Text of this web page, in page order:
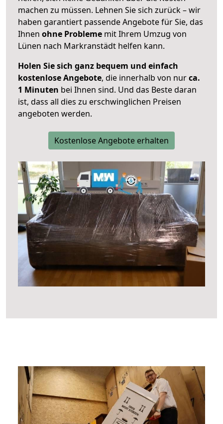
machen zu müssen. Lehnen Sie sich zurück – wir
haben garantiert passende Angebote für Sie, das
Ihnen ohne Probleme mit Ihrem Umzug von
Lünen nach Markranstädt helfen kann.
Holen Sie sich ganz bequem und einfach
kostenlose Angebote, die innerhalb von nurca.
1 Minuten bei Ihnen sind. Und das Beste daran
ist, dass all dies zu erschwinglichen Preisen
angeboten werden.
Kostenlose Angebote erhalten